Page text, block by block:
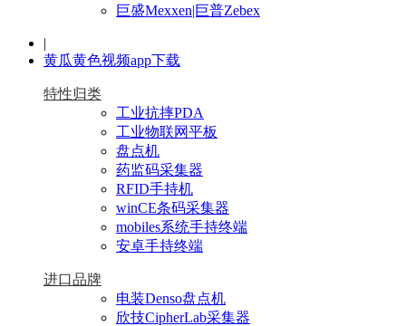
巨盛Mexxen|巨普Zebex
|
黄瓜黄色视频app下载
特性归类
工业抗摔PDA
工业物联网平板
盘点机
药监码采集器
RFID手持机
winCE条码采集器
mobiles系统手持终端
安卓手持终端
进口品牌
电装Denso盘点机
欣技CipherLab采集器